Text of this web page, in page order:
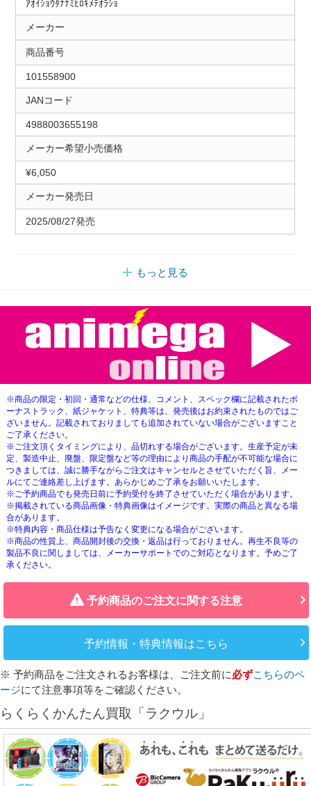
ｱｵｲｼｮｳﾀﾅﾅﾐﾋﾛｷﾒﾃｵﾗｼｮ
メーカー
商品番号
101558900
JANコード
4988003655198
メーカー希望小売価格
¥6,050
メーカー発売日
2025/08/27発売
もっと見る
※商品の限定・初回・通常などの仕様、コメント、スペック欄に記載されたボ
ーナストラック、紙ジャケット、特典等は、発売後はお約束されたものではご
ざいません。記載されておりましても追加されていない場合がございますこと
ご了承ください。
※ご注文頂くタイミングにより、品切れする場合がございます。生産予定が未
定、製造中止、廃盤、限定盤など等の理由により商品の手配が不可能な場合に
つきましては、誠に勝手ながらご注文はキャンセルとさせていただく旨、メー
ルにてご連絡差し上げます。あらかじめご了承をお願いいたします。
※ご予約商品でも発売日前に予約受付を終了させていただく場合があります。
※掲載されている商品画像・特典画像はイメージです。実際の商品と異なる場
合があります。
※特典内容・商品仕様は予告なく変更になる場合がございます。
※商品の性質上、商品開封後の交換・返品は行っておりません。再生不良等の
製品不良に関しましては、メーカーサポートでのご対応となります。予めご了
承ください。
予約商品のご注文に関する注意
予約情報・特典情報はこちら
※ 予約商品をご注文されるお客様は、ご注文前に必ずこちらのペ
ージにて注意事項等をご確認ください。
らくらくかんたん買取「ラクウル」